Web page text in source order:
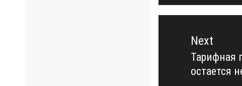
Next
Next
post:
Тарифная
остается